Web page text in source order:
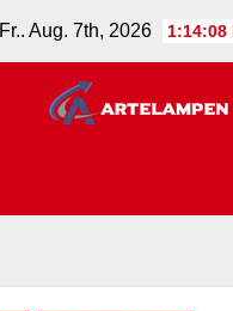
Fr.. Aug. 7th, 2026 1:14:09